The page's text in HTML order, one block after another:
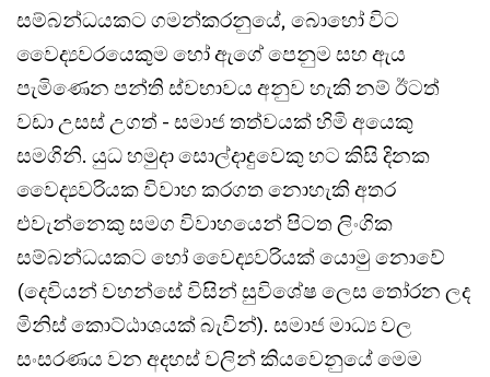
සම්බන්ධයකට ගමන්කරනුයේ, බොහෝ විට
වෛද්‍යවරයෙකුම හෝ ඇගේ පෙනුම සහ ඇය
පැමිණෙන පන්ති ස්වභාවය අනුව හැකි නම් ඊටත්
වඩා උසස් උගත් - සමාජ තත්වයක් හිමි අයෙකු
සමගිනි. යුධ හමුදා සොල්දාදුවෙකු හට කිසි දිනක
වෛද්‍යවරියක විවාහ කරගත නොහැකි අතර
එවැන්නෙකු සමග විවාහයෙන් පිටත ලිංගික
සම්බන්ධයකට හෝ වෛද්‍යවරියක් යොමු නොවේ
(දෙවියන් වහන්සේ විසින් සුවිශේෂ ලෙස තෝරන ලද
මිනිස් කොට්ඨාශයක් බැවින්). සමාජ මාධ්‍ය වල
සංසරණය වන අදහස් වලින් කියවෙනුයේ මෙම